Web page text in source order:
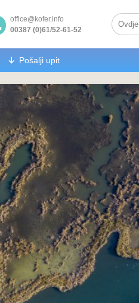
office@kofer.info
00387 (0)61/52-61-52
Pošalji upit